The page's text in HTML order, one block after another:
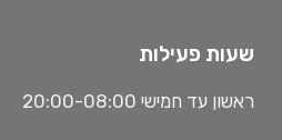
שעות פעילות
ראשון עד חמישי 20:00-08:00